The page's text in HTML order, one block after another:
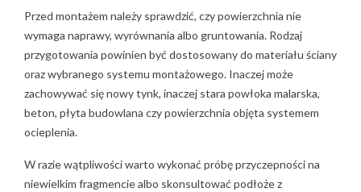
Przed montażem należy sprawdzić, czy powierzchnia nie
wymaga naprawy, wyrównania albo gruntowania. Rodzaj
przygotowania powinien być dostosowany do materiału ściany
oraz wybranego systemu montażowego. Inaczej może
zachowywać się nowy tynk, inaczej stara powłoka malarska,
beton, płyta budowlana czy powierzchnia objęta systemem
ocieplenia.
W razie wątpliwości warto wykonać próbę przyczepności na
niewielkim fragmencie albo skonsultować podłoże z